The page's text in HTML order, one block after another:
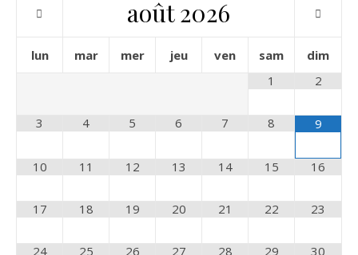
août 2026
lun mar mer jeu ven sam
dim
1
2
3 4 5 6 7 8 9
10 11 12 13 14 15 16
17 18 19 20 21 22 23
24 25 26 27 28 29 30